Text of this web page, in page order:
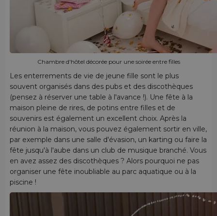
Chambre d'hôtel décorée pour une soirée entre filles
Les enterrements de vie de jeune fille sont le plus
souvent organisés dans des pubs et des discothèques
(pensez à réserver une table à l'avance !). Une fête à la
maison pleine de rires, de potins entre filles et de
souvenirs est également un excellent choix. Après la
réunion à la maison, vous pouvez également sortir en ville,
par exemple dans une salle d'évasion, un karting ou faire la
fête jusqu'à l'aube dans un club de musique branché. Vous
en avez assez des discothèques ? Alors pourquoi ne pas
organiser une fête inoubliable au parc aquatique ou à la
piscine !